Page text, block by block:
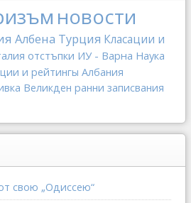
новости
Албена Турция Класации и
отстъпки ИУ - Варна Наука
и рейтингы Албания
Великден ранни записвания
свою „Одиссею“